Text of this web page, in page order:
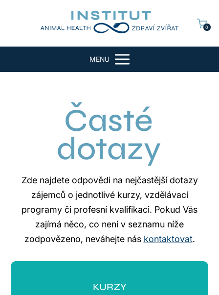
0
MENU
Časté
dotazy
Zde najdete odpovědi na nejčastější dotazy
zájemců o jednotlivé kurzy, vzdělávací
programy či profesní kvalifikaci. Pokud Vás
zajímá něco, co není v seznamu níže
zodpovězeno, neváhejte nás kontaktovat.
KURZY